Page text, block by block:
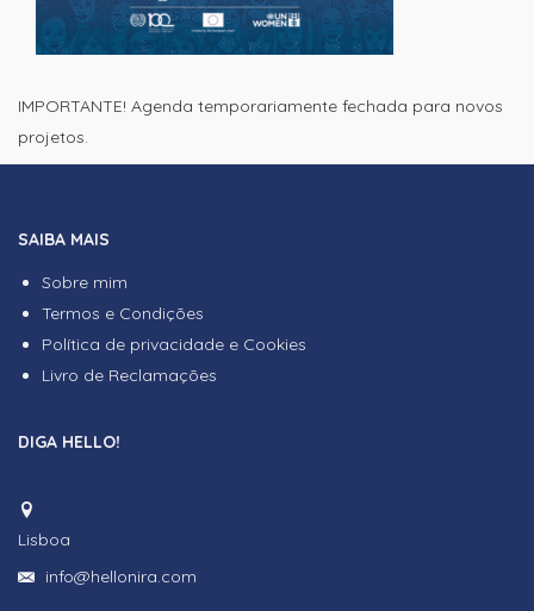
IMPORTANTE! Agenda temporariamente fechada para novos
projetos.
SAIBA MAIS
Sobre mim
Termos e Condições
Política de privacidade e Cookies
Livro de Reclamações
DIGA HELLO!
Lisboa
info@hellonira.com